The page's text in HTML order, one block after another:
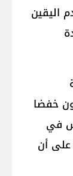
اليقين
خفضا
أساس في
يبلغ 98 بالمئة على أن